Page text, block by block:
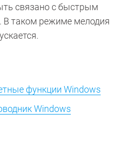
связано с быстрым
В таком режиме мелодия
функции Windows
Windows